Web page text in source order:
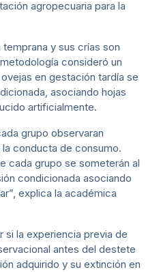
agropecuaria para la
y sus crías son
consideró un
en gestación tardía se
asociando hojas
artificialmente.
grupo observaran
conducta de consumo.
cada grupo se someterán al
condicionada asociando
explica la académica
si la experiencia previa de
antes del destete
adquirido y su extinción en